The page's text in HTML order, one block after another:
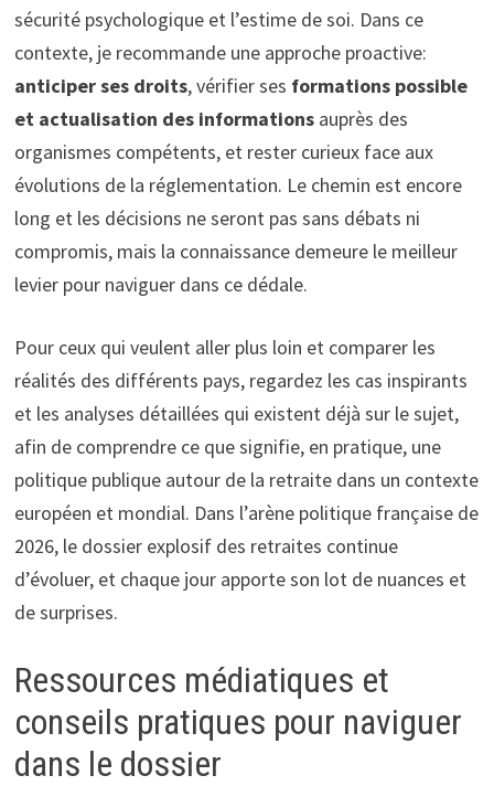
sécurité psychologique et l’estime de soi. Dans ce
contexte, je recommande une approche proactive:
anticiper ses droits, vérifier ses formations possible
et actualisation des informationsauprès des
organismes compétents, et rester curieux face aux
évolutions de la réglementation. Le chemin est encore
long et les décisions ne seront pas sans débats ni
compromis, mais la connaissance demeure le meilleur
levier pour naviguer dans ce dédale.
Pour ceux qui veulent aller plus loin et comparer les
réalités des différents pays, regardez les cas inspirants
et les analyses détaillées qui existent déjà sur le sujet,
afin de comprendre ce que signifie, en pratique, une
politique publique autour de la retraite dans un contexte
européen et mondial. Dans l’arène politique française de
2026, le dossier explosif des retraites continue
d’évoluer, et chaque jour apporte son lot de nuances et
de surprises.
Ressources médiatiques et
conseils pratiques pour naviguer
dans le dossier